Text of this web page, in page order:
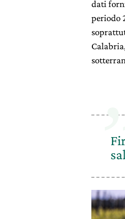
dati
periodo